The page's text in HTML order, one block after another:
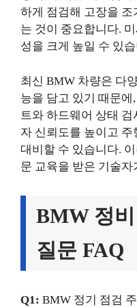
하게 점검해 고장을
는 것이 중요합니다.
성을 크게 높일 수 있
최신 BMW 차량은 다
능을 담고 있기 때문
트와 하드웨어 상태
자 신뢰도를 높이고 주
대비할 수 있습니다.
문 교육을 받은 기술
BMW 정
질문 FAQ
Q1: BMW 정기 점검